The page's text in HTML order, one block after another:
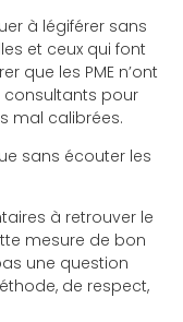
à légiférer sans
et ceux qui font
que les PME n’ont
consultants pour
mal calibrées.
sans écouter les
à retrouver le
mesure de bon
une question
de respect,